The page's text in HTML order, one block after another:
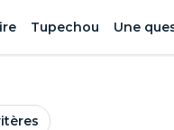
Tupechou Une